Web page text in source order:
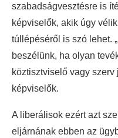
szabadságvesztésre is
képviselők, akik úgy
túllépéséről is szó lehet.
beszélünk, ha olyan
köztisztviselő vagy szerv
képviselők.
A liberálisok ezért azt
eljárnának ebben az